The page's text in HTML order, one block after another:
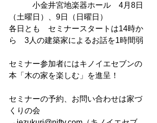
小金井宮地楽器ホール　4月8日
（土曜日）、9日（日曜日）
各日とも　セミナースタートは14時か
ら　3人の建築家によるお話を1時間弱
セミナー参加者にはキノイエセブンの
本「木の家を楽しむ」を進呈！
セミナーの予約、お問い合わせは家づ
くりの会